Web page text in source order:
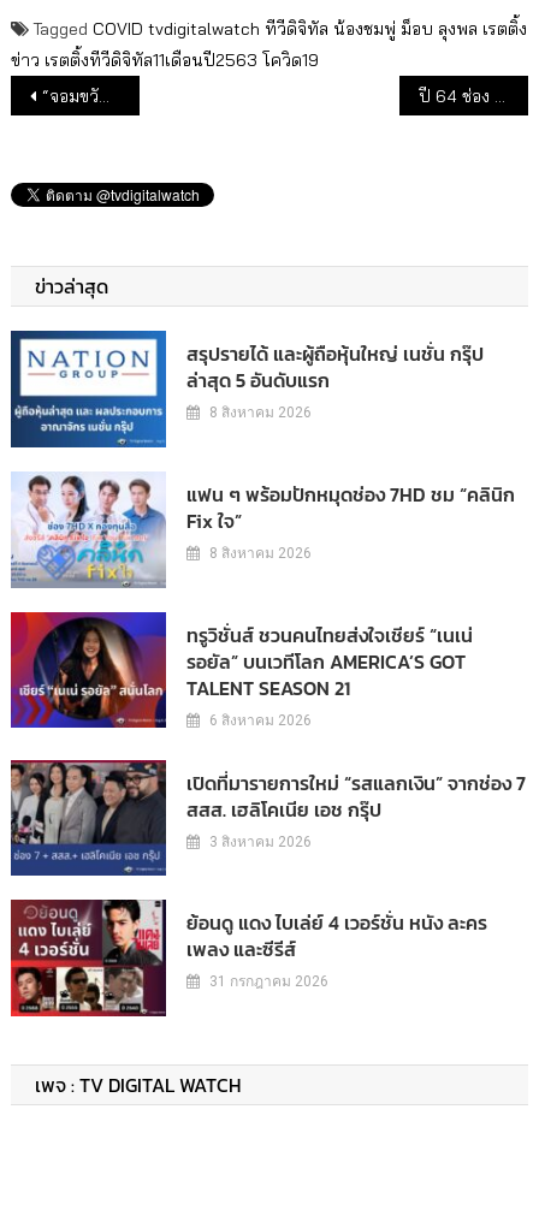
Tagged COVID tvdigitalwatch ทีวีดิจิทัล น้องชมพู่ ม็อบ ลุงพล เรตติ้ง
ข่าว เรตติ้งทีวีดิจิทัล11เดือนปี2563 โควิด19
แนะแนวเรื่อง
“จอมขวัญ” ย้ายช่อง ! ไม่ต่อสัญญาไทยรัฐทีวี ปี 64 ช่อง 9 เพิ่มซีรีส์อังกฤษ และอินเดียลงผัง
ข่าวล่าสุด
สรุปรายได้ และผู้ถือหุ้นใหญ่ เนชั่น กรุ๊ป
ล่าสุด 5 อันดับแรก
8 สิงหาคม 2026
แฟน ๆ พร้อมปักหมุดช่อง 7HD ชม “คลินิก
Fix ใจ”
8 สิงหาคม 2026
ทรูวิชั่นส์ ชวนคนไทยส่งใจเชียร์ “เนเน่
รอยัล” บนเวทีโลก AMERICA’S GOT
TALENT SEASON 21
6 สิงหาคม 2026
เปิดที่มารายการใหม่ “รสแลกเงิน” จากช่อง 7
สสส. เฮลิโคเนีย เอช กรุ๊ป
3 สิงหาคม 2026
ย้อนดู แดง ไบเล่ย์ 4 เวอร์ชั่น หนัง ละคร
เพลง และซีรีส์
31 กรกฎาคม 2026
เพจ : TV DIGITAL WATCH